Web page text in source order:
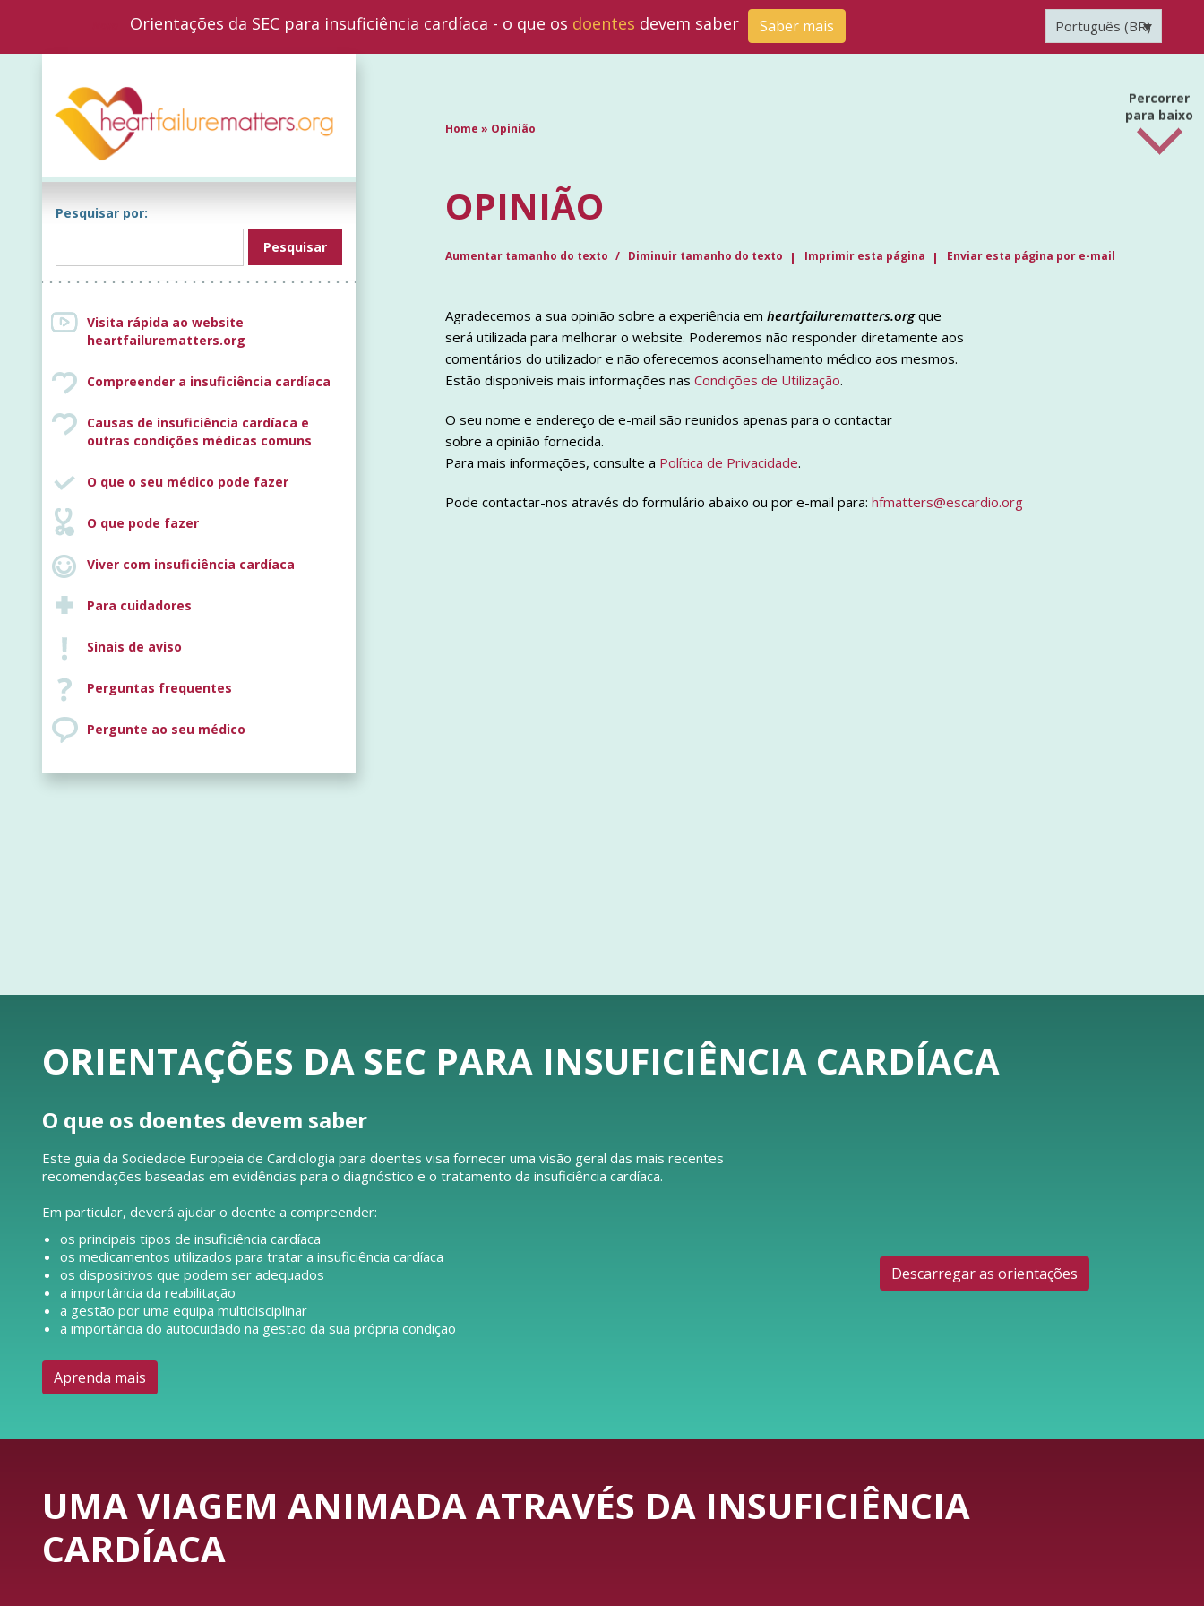
Orientações da SEC para insuficiência cardíaca - o que os doentes devem saber Saber mais Português (BR)
Pesquisar por:
Visita rápida ao website
heartfailurematters.org
Compreender a insuficiência cardíaca
Causas de insuficiência cardíaca e
outras condições médicas comuns
O que o seu médico pode fazer
O que pode fazer
Viver com insuficiência cardíaca
Para cuidadores
Sinais de aviso
Perguntas frequentes
Pergunte ao seu médico
Home » Opinião
OPINIÃO
Aumentar tamanho do texto Diminuir tamanho do texto Imprimir esta página Enviar esta página por e-mail
Agradecemos a sua opinião sobre a experiência em heartfailurematters.orgque
será utilizada para melhorar o website. Poderemos não responder diretamente aos
comentários do utilizador e não oferecemos aconselhamento médico aos mesmos.
Estão disponíveis mais informações nas Condições de Utilização.
O seu nome e endereço de e-mail são reunidos apenas para o contactar
sobre a opinião fornecida.
Para mais informações, consulte a Política de Privacidade.
Pode contactar-nos através do formulário abaixo ou por e-mail para: hfmatters@escardio.org
ORIENTAÇÕES DA SEC PARA INSUFICIÊNCIA CARDÍACA
O que os doentes devem saber
Este guia da Sociedade Europeia de Cardiologia para doentes visa fornecer uma visão geral das mais recentes
recomendações baseadas em evidências para o diagnóstico e o tratamento da insuficiência cardíaca.
Em particular, deverá ajudar o doente a compreender:
os principais tipos de insuficiência cardíaca
os medicamentos utilizados para tratar a insuficiência cardíaca
os dispositivos que podem ser adequados
a importância da reabilitação
a gestão por uma equipa multidisciplinar
a importância do autocuidado na gestão da sua própria condição
Aprenda mais
Descarregar as orientações
UMA VIAGEM ANIMADA ATRAVÉS DA INSUFICIÊNCIA
CARDÍACA
Percorrer
para baixo